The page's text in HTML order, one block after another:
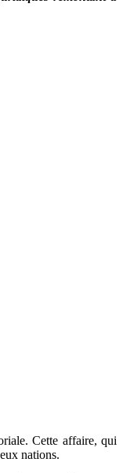
Cette affaire, qui
nations.